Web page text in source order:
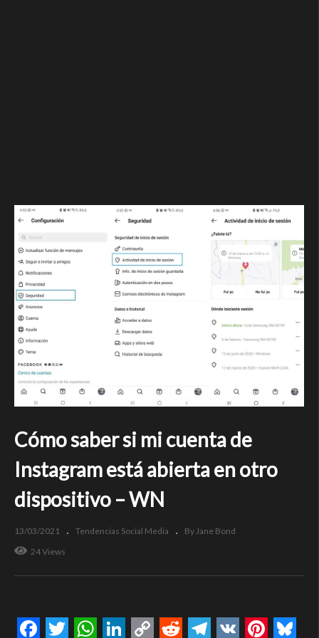
Cómo saber si mi cuenta de
Instagram está abierta en otro
dispositivo – WN
13/03/2021 Tendencias Social Media
By Jane Bond
24 Views